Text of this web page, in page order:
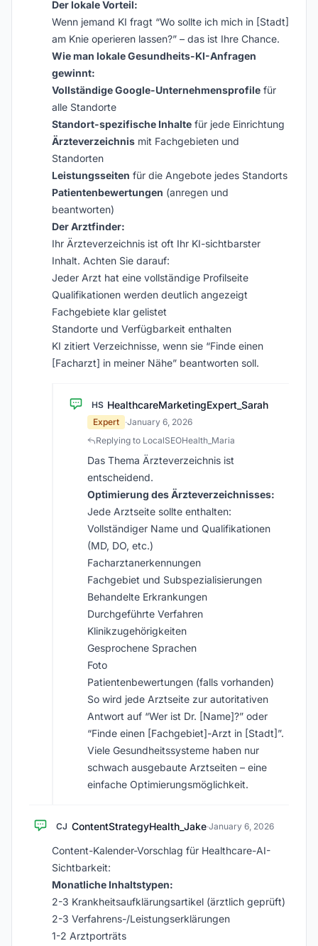
Der lokale Vorteil:
Wenn jemand KI fragt “Wo sollte ich mich in [Stadt]
am Knie operieren lassen?” – das ist Ihre Chance.
Wie man lokale Gesundheits-KI-Anfragen
gewinnt:
Vollständige Google-Unternehmensprofile für
alle Standorte
Standort-spezifische Inhalte für jede Einrichtung
Ärzteverzeichnis mit Fachgebieten und
Standorten
Leistungsseiten für die Angebote jedes Standorts
Patientenbewertungen (anregen und
beantworten)
Der Arztfinder:
Ihr Ärzteverzeichnis ist oft Ihr KI-sichtbarster
Inhalt. Achten Sie darauf:
Jeder Arzt hat eine vollständige Profilseite
Qualifikationen werden deutlich angezeigt
Fachgebiete klar gelistet
Standorte und Verfügbarkeit enthalten
KI zitiert Verzeichnisse, wenn sie “Finde einen
[Facharzt] in meiner Nähe” beantworten soll.
HS HealthcareMarketingExpert_Sarah
Expert ·January 6, 2026
Replying to LocalSEOHealth_Maria
Das Thema Ärzteverzeichnis ist
entscheidend.
Optimierung des Ärzteverzeichnisses:
Jede Arztseite sollte enthalten:
Vollständiger Name und Qualifikationen
(MD, DO, etc.)
Facharztanerkennungen
Fachgebiet und Subspezialisierungen
Behandelte Erkrankungen
Durchgeführte Verfahren
Klinikzugehörigkeiten
Gesprochene Sprachen
Foto
Patientenbewertungen (falls vorhanden)
So wird jede Arztseite zur autoritativen
Antwort auf “Wer ist Dr. [Name]?” oder
“Finde einen [Fachgebiet]-Arzt in [Stadt]”.
Viele Gesundheitssysteme haben nur
schwach ausgebaute Arztseiten – eine
einfache Optimierungsmöglichkeit.
CJ ContentStrategyHealth_Jake·January 6, 2026
Content-Kalender-Vorschlag für Healthcare-AI-
Sichtbarkeit:
Monatliche Inhaltstypen:
2-3 Krankheitsaufklärungsartikel (ärztlich geprüft)
2-3 Verfahrens-/Leistungserklärungen
1-2 Arztporträts